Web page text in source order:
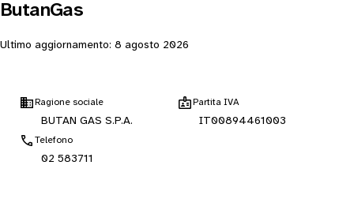
ButanGas
Ultimo aggiornamento: 8 agosto 2026
Ragione sociale
BUTAN GAS S.P.A.
Partita IVA
IT00894461003
Telefono
02 583711